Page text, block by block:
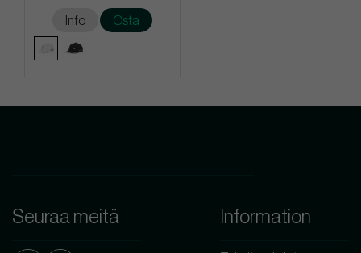
Info Osta
Seuraa meitä Information